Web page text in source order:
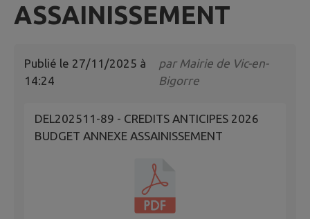
ASSAINISSEMENT
Publié le 27/11/2025 à
14:24
parMairie de Vic-en-
Bigorre
DEL202511-89 - CREDITS ANTICIPES 2026
BUDGET ANNEXE ASSAINISSEMENT